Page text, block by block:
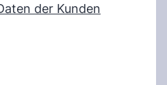
der Kunden